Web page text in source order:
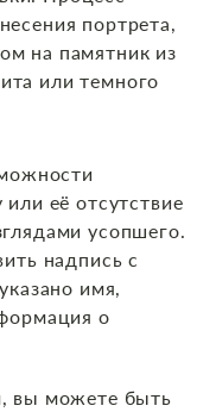
портрета,
на памятник из
или темного
её отсутствие
усопшего.
надпись с
имя,
о
вы можете быть